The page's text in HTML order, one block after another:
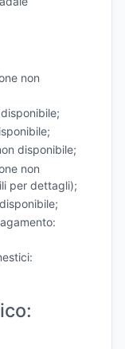
non
disponibile;
non
per dettagli);